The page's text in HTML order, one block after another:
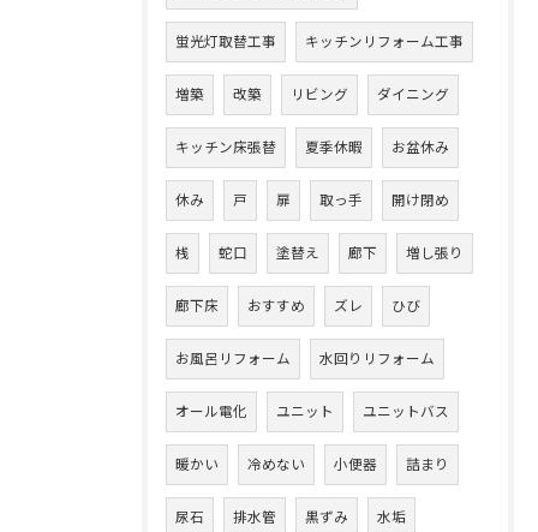
蛍光灯取替工事 キッチンリフォーム工事
増築 改築 リビング ダイニング
キッチン床張替 夏季休暇 お盆休み
休み 戸 扉 取っ手 開け閉め
桟 蛇口 塗替え 廊下 増し張り
廊下床 おすすめ ズレ ひび
お風呂リフォーム 水回りリフォーム
オール電化 ユニット ユニットバス
暖かい 冷めない 小便器 詰まり
尿石 排水管 黒ずみ 水垢